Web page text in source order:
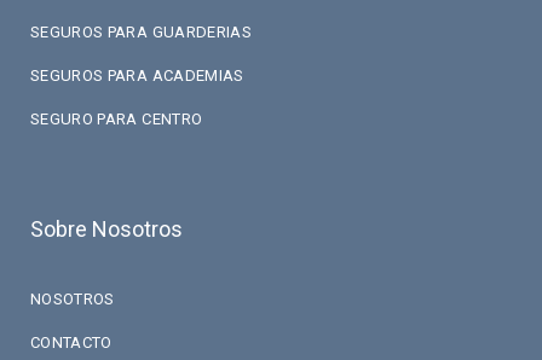
SEGUROS PARA GUARDERIAS
SEGUROS PARA ACADEMIAS
SEGURO PARA CENTRO
Sobre Nosotros
NOSOTROS
CONTACTO